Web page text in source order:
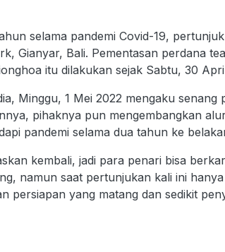
selama pandemi Covid-19,
Gianyar, Bali. Pementasan perdana
itu dilakukan sejak Sabtu, 30
Minggu, 1 Mei 2022 mengaku
pihaknya pun mengembangkan
pandemi selama dua tahun ke
kembali, jadi para penari bisa
namun saat pertunjukan kali ini
persiapan yang matang dan sedikit